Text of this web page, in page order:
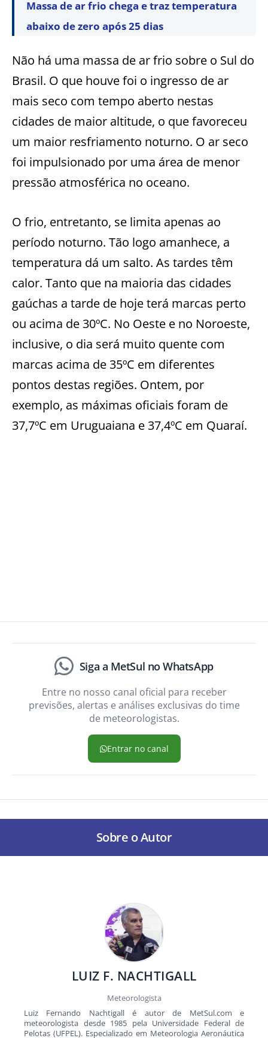
Massa de ar frio chega e traz temperatura
abaixo de zero após 25 dias
Não há uma massa de ar frio sobre o Sul do
Brasil. O que houve foi o ingresso de ar
mais seco com tempo aberto nestas
cidades de maior altitude, o que favoreceu
um maior resfriamento noturno. O ar seco
foi impulsionado por uma área de menor
pressão atmosférica no oceano.
O frio, entretanto, se limita apenas ao
período noturno. Tão logo amanhece, a
temperatura dá um salto. As tardes têm
calor. Tanto que na maioria das cidades
gaúchas a tarde de hoje terá marcas perto
ou acima de 30ºC. No Oeste e no Noroeste,
inclusive, o dia será muito quente com
marcas acima de 35ºC em diferentes
pontos destas regiões. Ontem, por
exemplo, as máximas oficiais foram de
37,7ºC em Uruguaiana e 37,4ºC em Quaraí.
Siga a MetSul no WhatsApp
Entre no nosso canal oficial para receber
previsões, alertas e análises exclusivas do time
de meteorologistas.
Entrar no canal
Sobre o Autor
LUIZ F. NACHTIGALL
Meteorologista
Luiz Fernando Nachtigall é autor de MetSul.com e
meteorologista desde 1985 pela Universidade Federal de
Pelotas (UFPEL). Especializado em Meteorologia Aeronáutica